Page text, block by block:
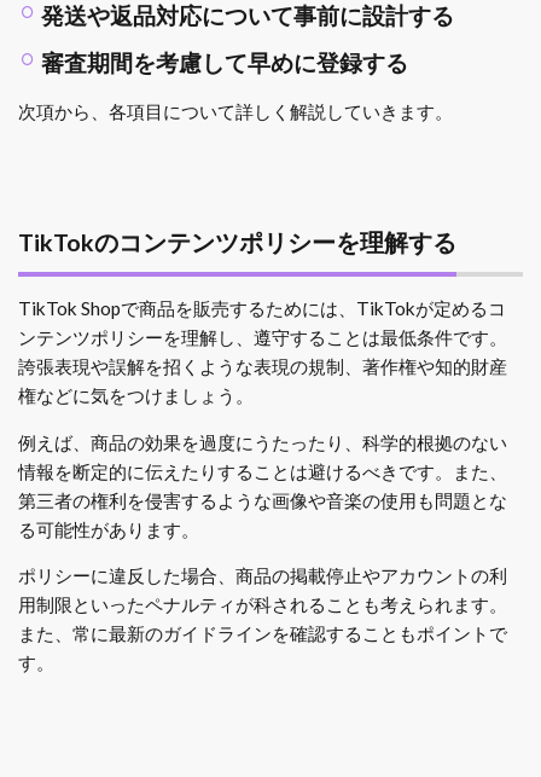
発送や返品対応について事前に設計する
審査期間を考慮して早めに登録する
次項から、各項目について詳しく解説していきます。
TikTokのコンテンツポリシーを理解する
TikTok Shopで商品を販売するためには、TikTokが定めるコ
ンテンツポリシーを理解し、遵守することは最低条件です。
誇張表現や誤解を招くような表現の規制、著作権や知的財産
権などに気をつけましょう。
例えば、商品の効果を過度にうたったり、科学的根拠のない
情報を断定的に伝えたりすることは避けるべきです。また、
第三者の権利を侵害するような画像や音楽の使用も問題とな
る可能性があります。
ポリシーに違反した場合、商品の掲載停止やアカウントの利
用制限といったペナルティが科されることも考えられます。
また、常に最新のガイドラインを確認することもポイントで
す。